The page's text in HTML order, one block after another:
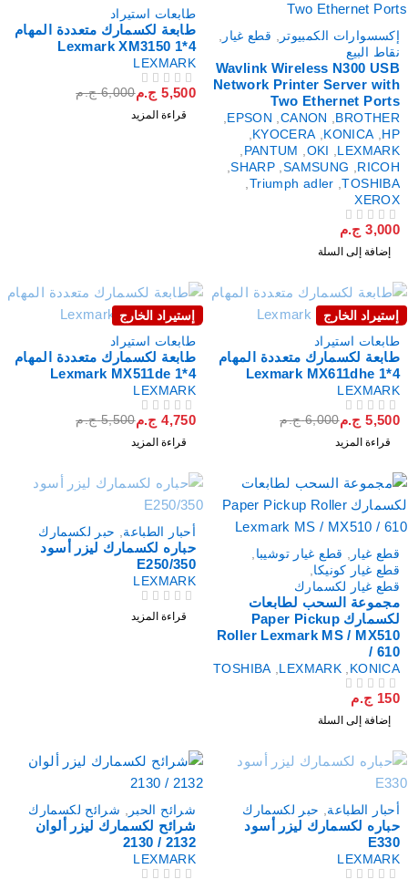
إكسسوارات الكمبيوتر, قطع غيار,
نقاط البيع
Wavlink Wireless N300 USB
Network Printer Server with
Two Ethernet Ports
BROTHER
,
CANON
,
EPSON
,
HP
,
KONICA
,
KYOCERA
,
LEXMARK
,
OKI
,
PANTUM
,
RICOH
,
SAMSUNG
,
SHARP
,
TOSHIBA
,
Triumph adler
,
XEROX
3,000 ج.م
إضافة إلى السلة
طابعات استيراد
طابعة لكسمارك متعددة المهام
LEXMARK
6,000 ج.م 5,500 ج.م
قراءة المزيد
إستيراد الخارج
طابعات استيراد
طابعة لكسمارك متعددة المهام
LEXMARK
6,000 ج.م 5,500 ج.م
قراءة المزيد
إستيراد الخارج
طابعات استيراد
طابعة لكسمارك متعددة المهام
LEXMARK
5,500 ج.م 4,750 ج.م
قراءة المزيد
قطع غيار, قطع غيار توشيبا,
قطع غيار كونيكا,
قطع غيار لكسمارك
مجموعة السحب لطابعات
لكسمارك Paper Pickup
Roller Lexmark MS / MX510
/ 610
KONICA
,
LEXMARK
,
TOSHIBA
150 ج.م
إضافة إلى السلة
نفذت
أحبار الطباعة,حبر لكسمارك
حباره لكسمارك ليزر أسود
E250/350
LEXMARK
قراءة المزيد
أحبار الطباعة,حبر لكسمارك
حباره لكسمارك ليزر أسود
E330
LEXMARK
شرائح الحبر, شرائح لكسمارك
شرائح لكسمارك ليزر ألوان
2132 / 2130
LEXMARK